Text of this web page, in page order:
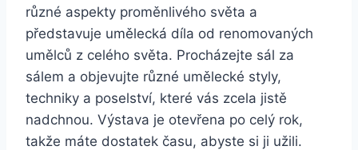
různé aspekty proměnlivého světa a
představuje umělecká díla od renomovaných
umělců z celého světa. Procházejte sál za
sálem a objevujte různé umělecké styly,
techniky a poselství, které vás zcela jistě
nadchnou. Výstava je otevřena po celý rok,
takže máte dostatek času, abyste si ji užili.